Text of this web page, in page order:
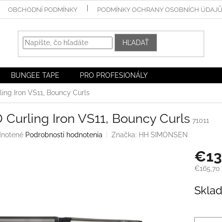
OBCHODNÍ PODMÍNKY PODMÍNKY OCHRANY OSOBNÍCH ÚDAJŮ
HĽADAŤ
BUNGEE TAPE PRO PROFESIONÁLY
Iron VS11, Bouncy Curls
Curling Iron VS11, Bouncy Curls 71011
Podrobnosti hodnotenia Značka: HH SIMONSEN
€165,70
cena: